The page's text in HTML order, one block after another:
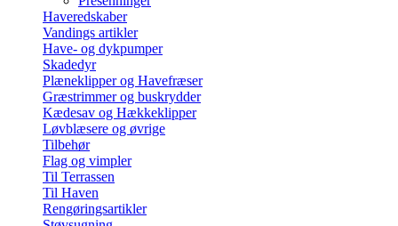
Haveredskaber
Vandings artikler
Have- og dykpumper
Skadedyr
Plæneklipper og Havefræser
Græstrimmer og buskrydder
Kædesav og Hækkeklipper
Løvblæsere og øvrige
Tilbehør
Flag og vimpler
Til Terrassen
Til Haven
Rengøringsartikler